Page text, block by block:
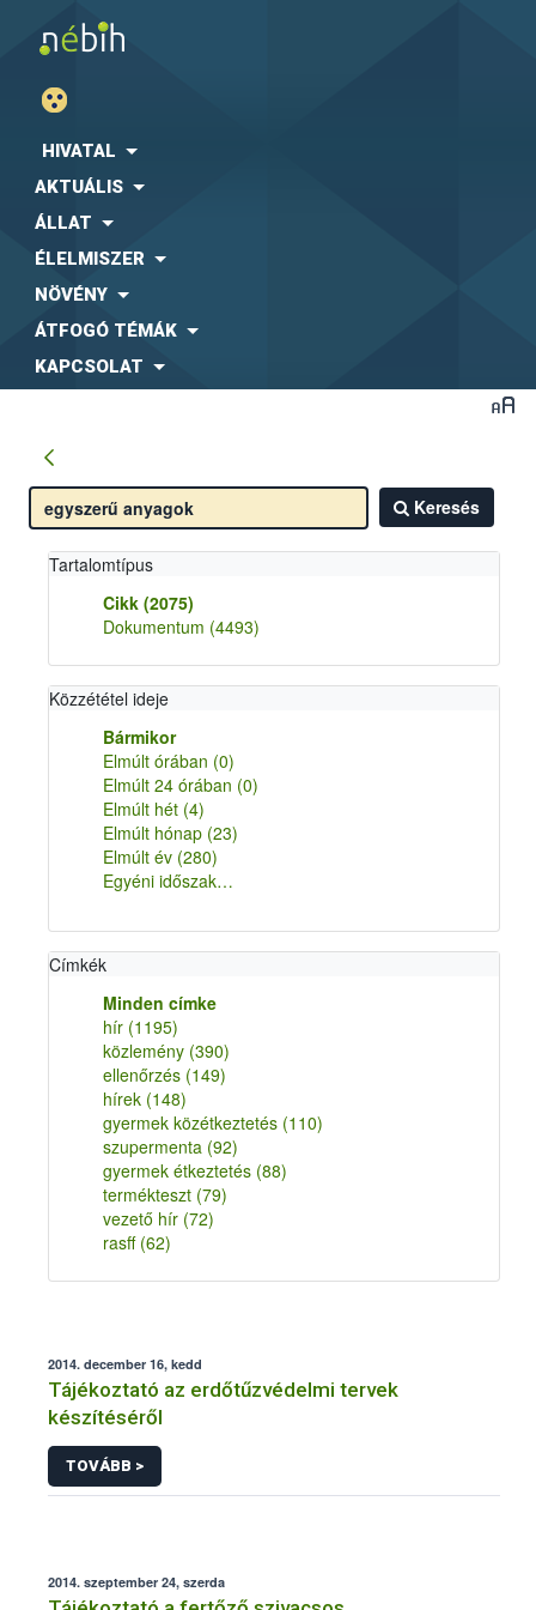
HIVATAL
AKTUÁLIS
ÁLLAT
ÉLELMISZER
NÖVÉNY
ÁTFOGÓ TÉMÁK
KAPCSOLAT
Keresés
Tartalomtípus
Cikk (2075)
Dokumentum (4493)
Közzététel ideje
Bármikor
Elmúlt órában (0)
Elmúlt 24 órában (0)
Elmúlt hét (4)
Elmúlt hónap (23)
Elmúlt év (280)
Egyéni időszak…
Címkék
Minden címke
hír (1195)
közlemény (390)
ellenőrzés (149)
hírek (148)
gyermek közétkeztetés (110)
szupermenta (92)
gyermek étkeztetés (88)
termékteszt (79)
vezető hír (72)
rasff (62)
2014. december 16, kedd
Tájékoztató az erdőtűzvédelmi tervek
készítéséről
TOVÁBB >
2014. szeptember 24, szerda